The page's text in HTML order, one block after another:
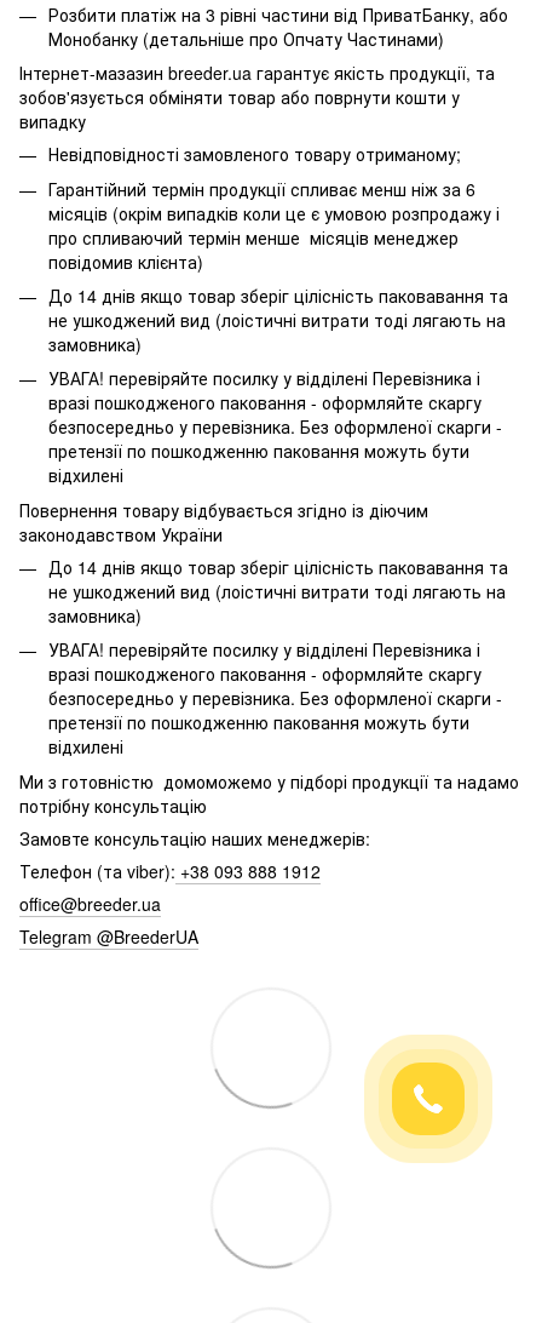
Розбити платіж на 3 рівні частини від ПриватБанку, або
Монобанку (детальніше про Опчату Частинами)
Інтернет-мазазин breeder.ua гарантує якість продукції, та
зобов'язується обміняти товар або поврнути кошти у
випадку
Невідповідності замовленого товару отриманому;
Гарантійний термін продукції спливає менш ніж за 6
місяців (окрім випадків коли це є умовою розпродажу і
про спливаючий термін менше місяців менеджер
повідомив клієнта)
До 14 днів якщо товар зберіг цілісність паковавання та
не ушкоджений вид (лоістичні витрати тоді лягають на
замовника)
УВАГА! перевіряйте посилку у відділені Перевізника і
вразі пошкодженого паковання - оформляйте скаргу
безпосередньо у перевізника. Без оформленої скарги -
претензії по пошкодженню паковання можуть бути
відхилені
Повернення товару відбувається згідно із діючим
законодавством України
До 14 днів якщо товар зберіг цілісність паковавання та
не ушкоджений вид (лоістичні витрати тоді лягають на
замовника)
УВАГА! перевіряйте посилку у відділені Перевізника і
вразі пошкодженого паковання - оформляйте скаргу
безпосередньо у перевізника. Без оформленої скарги -
претензії по пошкодженню паковання можуть бути
відхилені
Ми з готовністю домоможемо у підборі продукції та надамо
потрібну консультацію
Замовте консультацію наших менеджерів:
Телефон (та viber): +38 093 888 1912
office@breeder.ua
Telegram @BreederUA